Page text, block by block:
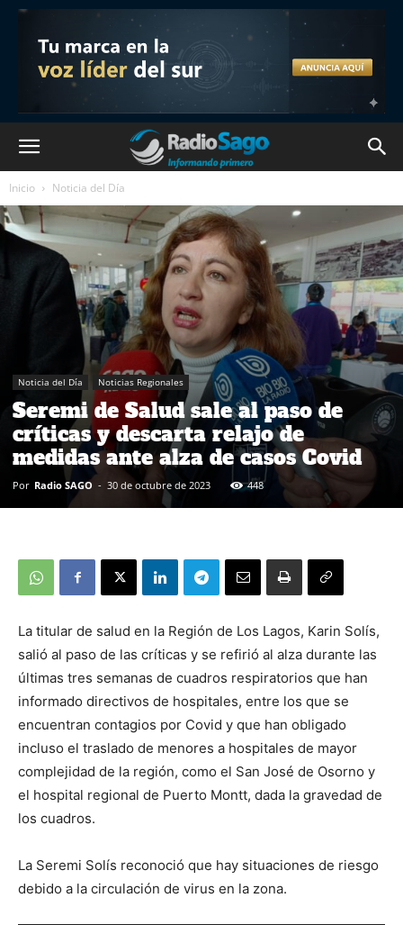
Inicio Noticia del Día
Noticia del Día Noticias Regionales
Seremi de Salud sale al paso de
críticas y descarta relajo de
medidas ante alza de casos Covid
Por Radio SAGO - 30 de octubre de 2023 448
La titular de salud en la Región de Los Lagos, Karin Solís,
salió al paso de las críticas y se refirió al alza durante las
últimas tres semanas de cuadros respiratorios que han
informado directivos de hospitales, entre los que se
encuentran contagios por Covid y que han obligado
incluso el traslado de menores a hospitales de mayor
complejidad de la región, como el San José de Osorno y
el hospital regional de Puerto Montt, dada la gravedad de
los cuadros.
La Seremi Solís reconoció que hay situaciones de riesgo
debido a la circulación de virus en la zona.